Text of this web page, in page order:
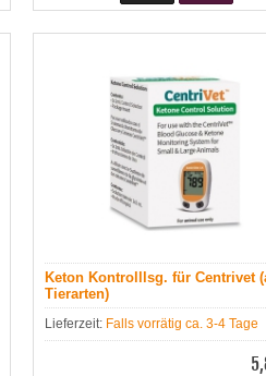
Keton Kontrolllsg. für Centrivet
Tierarten)
Lieferzeit: Falls vorrätig ca. 3-4 Tage